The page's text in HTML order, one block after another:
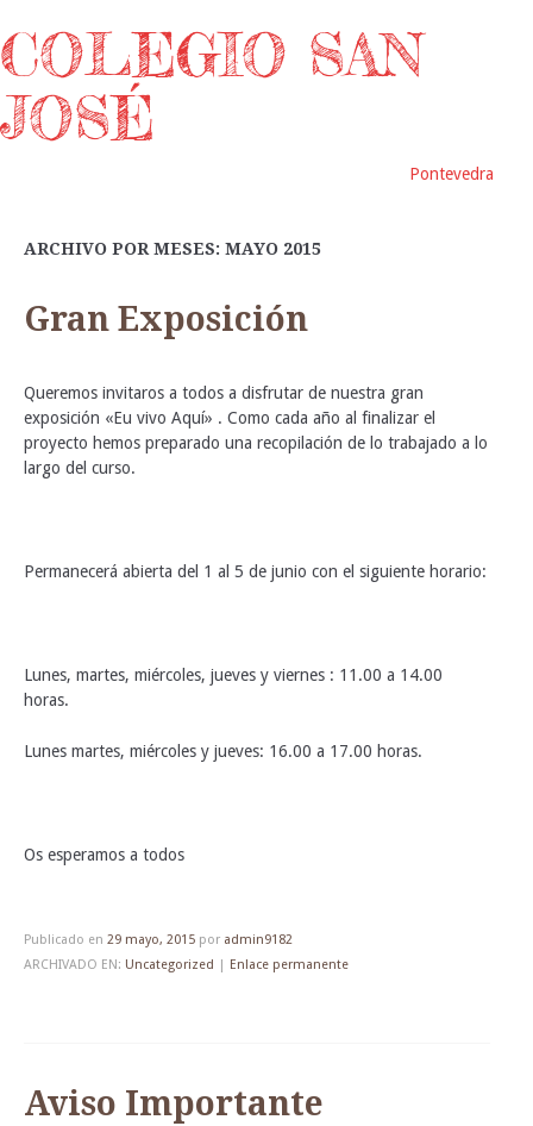
COLEGIO SAN
JOSÉ
Pontevedra
ARCHIVO POR MESES: MAYO 2015
Gran Exposición
Queremos invitaros a todos a disfrutar de nuestra gran
exposición «Eu vivo Aquí» . Como cada año al finalizar el
proyecto hemos preparado una recopilación de lo trabajado a lo
largo del curso.
Permanecerá abierta del 1 al 5 de junio con el siguiente horario:
Lunes, martes, miércoles, jueves y viernes : 11.00 a 14.00
horas.
Lunes martes, miércoles y jueves: 16.00 a 17.00 horas.
Os esperamos a todos
Publicado en 29 mayo, 2015 por admin9182
ARCHIVADO EN: Uncategorized Enlace permanente
Aviso Importante